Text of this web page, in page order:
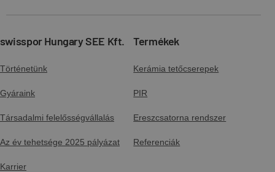
swisspor Hungary SEE Kft.
Történetünk
Gyáraink
Társadalmi felelősségvállalás
Az év tehetsége 2025 pályázat
Karrier
Termékek
Kerámia tetőcserepek
PIR
Ereszcsatorna rendszer
Referenciák